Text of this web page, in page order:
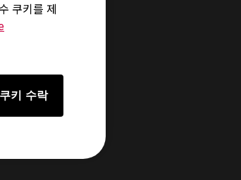
쿠키를 제
키 수락